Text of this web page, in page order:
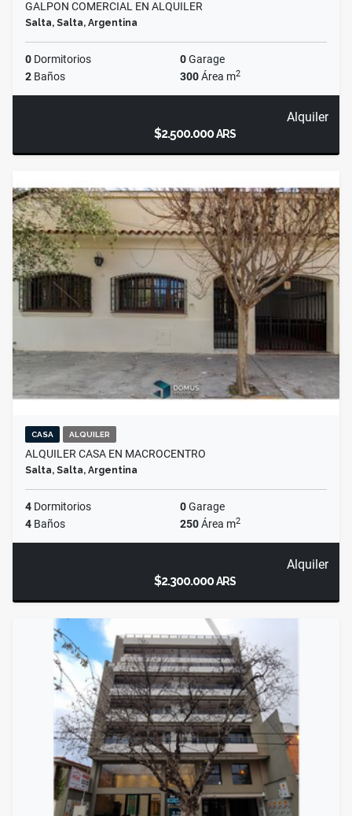
GALPON COMERCIAL EN ALQUILER
Salta, Salta, Argentina
0 Dormitorios 0Garage
2 Baños 300Área m2
Alquiler
$2.500.000ARS
CASA ALQUILER
ALQUILER CASA EN MACROCENTRO
Salta, Salta, Argentina
4 Dormitorios 0Garage
4 Baños 250Área m2
Alquiler
$2.300.000ARS